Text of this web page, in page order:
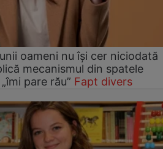
oameni nu își cer niciodată
mecanismul din spatele
pare rău” Fapt divers